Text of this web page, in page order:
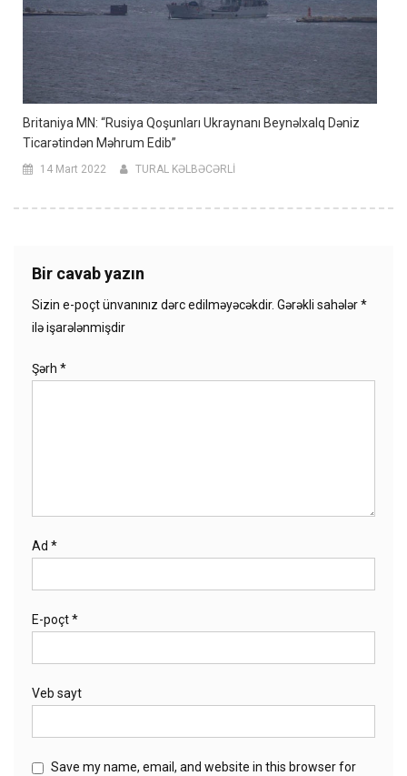
Britaniya MN: “Rusiya Qoşunları Ukraynanı Beynəlxalq Dəniz
Ticarətindən Məhrum Edib”
14 Mart 2022 TURAL KƏLBƏCƏRLİ
Bir cavab yazın
Sizin e-poçt ünvanınız dərc edilməyəcəkdir. Gərəkli sahələr*
ilə işarələnmişdir
Şərh *
Ad *
E-poçt*
Veb sayt
Save my name, email, and website in this browser for